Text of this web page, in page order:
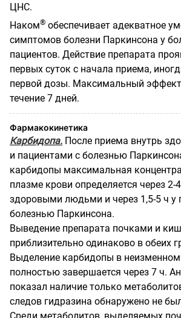
ЦНС.
Наком® обеспечивает адекватное
симптомов болезни Паркинсона у
пациентов. Действие препарата
первых суток с начала приема,
первой дозы. Максимальный эффект
течение 7 дней.
Фармакокинетика
Карбидопа. После приема внутрь
и пациентами с болезнью
карбидопы максимальная
плазме крови определяется через 2-
здоровыми людьми и через 1,5-5 ч у
болезнью Паркинсона.
Выведение препарата почками и
приблизительно одинаково в обеих
Выделение карбидопы в
полностью завершается через 7 ч.
показал наличие только
следов гидразина обнаружено не